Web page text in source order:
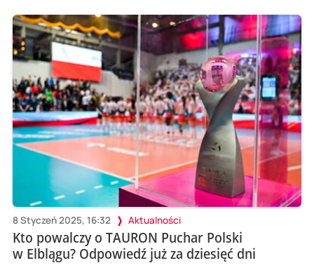
8 Styczeń 2025, 16:32 Aktualności
Kto powalczy o TAURON Puchar Polski
w Elblągu? Odpowiedź już za dziesięć dni